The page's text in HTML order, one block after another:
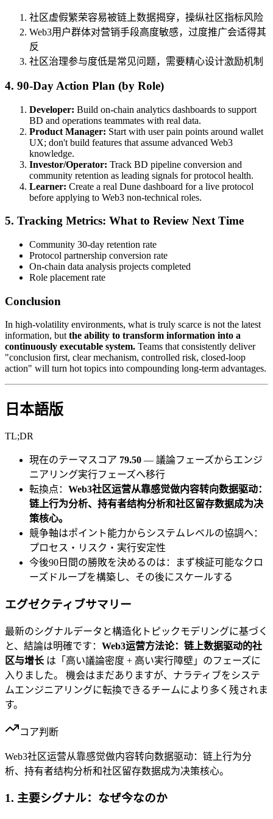
社区虚假繁荣容易被链上数据揭穿，操纵社区指标风险
Web3用户群体对营销手段高度敏感，过度推广会适得其
反
社区治理参与度低是常见问题，需要精心设计激励机制
4. 90-Day Action Plan (by Role)
Developer: Build on-chain analytics dashboards to support
BD and operations teammates with real data.
Product Manager: Start with user pain points around wallet
UX; don't build features that assume advanced Web3
knowledge.
Investor/Operator: Track BD pipeline conversion and
community retention as leading signals for protocol health.
Learner: Create a real Dune dashboard for a live protocol
before applying to Web3 non-technical roles.
5. Tracking Metrics: What to Review Next Time
Community 30-day retention rate
Protocol partnership conversion rate
On-chain data analysis projects completed
Role placement rate
Conclusion
In high-volatility environments, what is truly scarce is not the latest
information, butthe ability to transform information into a
continuously executable system. Teams that consistently deliver
"conclusion first, clear mechanism, controlled risk, closed-loop
action" will turn hot topics into compounding long-term advantages.
日本語版
TL;DR
現在のテーマスコア 79.50 — 議論フェーズからエンジ
ニアリング実行フェーズへ移行
転換点： Web3社区运营从靠感觉做内容转向数据驱动：
链上行为分析、持有者结构分析和社区留存数据成为决
策核心。
競争軸はポイント能力からシステムレベルの協調へ：
プロセス・リスク・実行安定性
今後90日間の勝敗を決めるのは：まず検証可能なクロ
ーズドループを構築し、その後にスケールする
エグゼクティブサマリー
最新のシグナルデータと構造化トピックモデリングに基づく
と、結論は明確です： Web3运营方法论：链上数据驱动的社
区与增长 は「高い議論密度 + 高い実行障壁」のフェーズに
入りました。 機会はまだありますが、ナラティブをシステ
ムエンジニアリングに転換できるチームにより多く残されま
す。
コア判断
Web3社区运营从靠感觉做内容转向数据驱动：链上行为分
析、持有者结构分析和社区留存数据成为决策核心。
1. 主要シグナル：なぜ今なのか